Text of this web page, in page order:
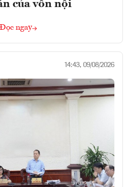
của vốn nội
Đọc ngay
14:43, 09/08/2026